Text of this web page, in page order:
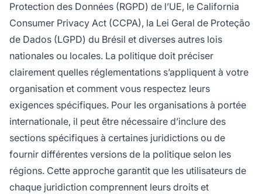
Protection des Données (RGPD) de l’UE, le California
Consumer Privacy Act (CCPA), la Lei Geral de Proteção
de Dados (LGPD) du Brésil et diverses autres lois
nationales ou locales. La politique doit préciser
clairement quelles réglementations s’appliquent à votre
organisation et comment vous respectez leurs
exigences spécifiques. Pour les organisations à portée
internationale, il peut être nécessaire d’inclure des
sections spécifiques à certaines juridictions ou de
fournir différentes versions de la politique selon les
régions. Cette approche garantit que les utilisateurs de
chaque juridiction comprennent leurs droits et